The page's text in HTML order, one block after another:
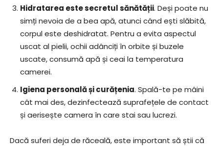
Hidratarea este secretul sănătății. Deși poate nu
simți nevoia de a bea apă, atunci când ești slăbită,
corpul este deshidratat. Pentru a evita aspectul
uscat al pielii, ochii adânciți în orbite și buzele
uscate, consumă apă și ceai la temperatura
camerei.
Igiena personală și curățenia. Spală-te pe mâini
cât mai des, dezinfectează suprafețele de contact
și aerisește camera în care stai sau lucrezi.
Dacă suferi deja de răceală, este important să știi că